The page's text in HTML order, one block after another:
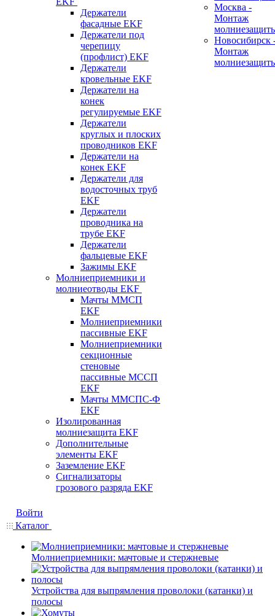
Держатели
фасадные EKF
Держатели под
черепицу
(профлист) EKF
Держатели
кровельные EKF
Держатели на
конек
регулируемые EKF
Держатели
круглых и плоских
проводников EKF
Держатели на
конек EKF
Держатели для
водосточных труб
EKF
Держатели
проводника на
трубе EKF
Держатели
фальцевые EKF
Зажимы EKF
Молниеприемники и
молниеотводы EKF
Мачты ММСП
EKF
Молниеприемники
пассивные EKF
Молниеприемники
секционные
стеновые
пассивные МССП
EKF
Мачты ММСПС-Ф
EKF
Изолированная
молниезащита EKF
Дополнительные
элементы EKF
Заземление EKF
Сигнализаторы
грозового разряда EKF
Москва -
Монтаж
Новосибирск
Монтаж
Войти
Каталог
Молниеприемники: мачтовые и стержневые
Устройства для выпрямления проволоки (катанки) и
полосы